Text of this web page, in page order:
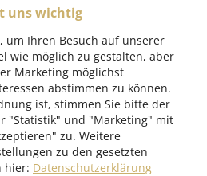
uns wichtig
um Ihren Besuch auf unserer
wie möglich zu gestalten, aber
Marketing möglichst
abstimmen zu können.
ist, stimmen Sie bitte der
"Statistik" und "Marketing" mit
zu. Weitere
zu den gesetzten
hier: Datenschutzerklärung
finden »
Kontakt